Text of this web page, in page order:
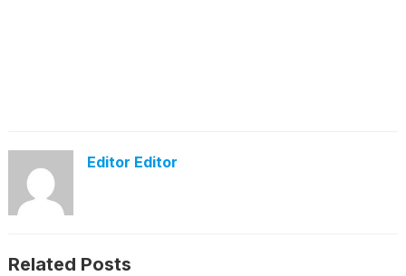
Editor Editor
Related Posts